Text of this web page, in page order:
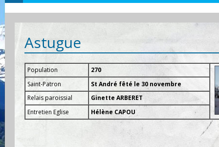
Astugue
Population
270
Saint-Patron
St André fêté le 30 novembre
Relais paroissial
Ginette ARBERET
Entretien Eglise
Hélène CAPOU